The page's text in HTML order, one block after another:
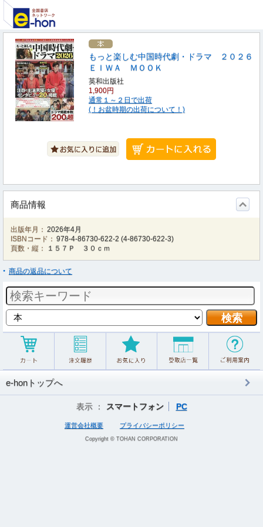
もっと楽しむ中国時代劇・ドラマ ２０２６
ＥＩＷＡ ＭＯＯＫ
英和出版社
1,900円
通常１～２日で出荷
(！お盆時期の出荷について！)
商品情報
出版年月： 2026年4月
ISBNコード： 978-4-86730-622-2 (4-86730-622-3)
頁数・縦：
１５７Ｐ ３０ｃｍ
商品の返品について
e-honトップへ
表示 ： スマートフォン PC
運営会社概要 プライバシーポリシー
Copyright © TOHAN CORPORATION